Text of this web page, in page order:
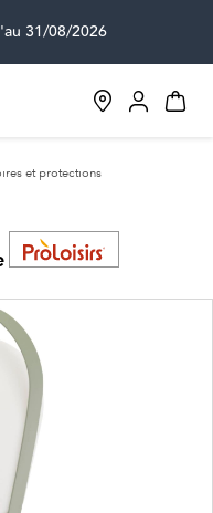
31/08/2026
et protections